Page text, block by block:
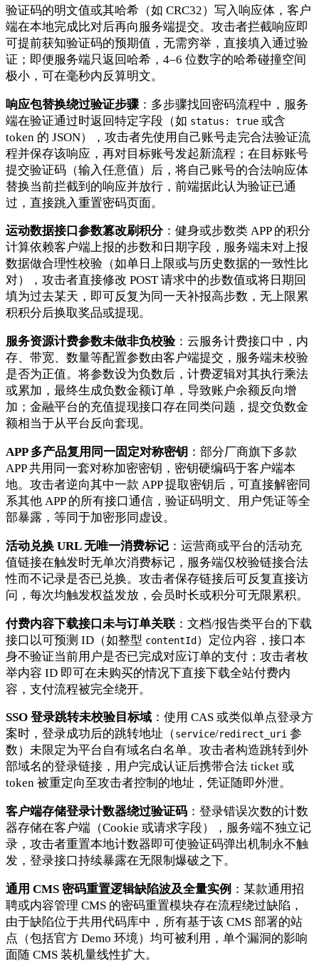
验证码的明文值或其哈希（如 CRC32）写入响应体，客户
端在本地完成比对后再向服务端提交。攻击者拦截响应即
可提前获知验证码的预期值，无需穷举，直接填入通过验
证；即便服务端只返回哈希，4–6 位数字的哈希碰撞空间
极小，可在毫秒内反算明文。
响应包替换绕过验证步骤 ：多步骤找回密码流程中，服务
端在验证通过时返回特定字段（如 status: true 或含
token 的 JSON），攻击者先使用自己账号走完合法验证流
程并保存该响应，再对目标账号发起新流程；在目标账号
提交验证码（输入任意值）后，将自己账号的合法响应体
替换当前拦截到的响应并放行，前端据此认为验证已通
过，直接跳入重置密码页面。
运动数据接口参数篡改刷积分 ：健身或步数类 APP 的积分
计算依赖客户端上报的步数和日期字段，服务端未对上报
数据做合理性校验（如单日上限或与历史数据的一致性比
对），攻击者直接修改 POST 请求中的步数值或将日期回
填为过去某天，即可反复为同一天补报高步数，无上限累
积积分后换取奖品或提现。
服务资源计费参数未做非负校验：云服务计费接口中，内
存、带宽、数量等配置参数由客户端提交，服务端未校验
是否为正值。将参数设为负数后，计费逻辑对其执行乘法
或累加，最终生成负数金额订单，导致账户余额反向增
加；金融平台的充值提现接口存在同类问题，提交负数金
额相当于从平台反向套现。
APP 多产品复用同一固定对称密钥 ：部分厂商旗下多款
APP 共用同一套对称加密密钥，密钥硬编码于客户端本
地。攻击者逆向其中一款 APP 提取密钥后，可直接解密同
系其他 APP 的所有接口通信，验证码明文、用户凭证等全
部暴露，等同于加密形同虚设。
活动兑换 URL 无唯一消费标记 ：运营商或平台的活动充
值链接在触发时无单次消费标记，服务端仅校验链接合法
性而不记录是否已兑换。攻击者保存链接后可反复直接访
问，每次均触发权益发放，会员时长或积分可无限累积。
付费内容下载接口未与订单关联 ：文档/报告类平台的下载
接口以可预测 ID（如整型 contentId）定位内容，接口本
身不验证当前用户是否已完成对应订单的支付；攻击者枚
举内容 ID 即可在未购买的情况下直接下载全站付费内
容，支付流程被完全绕开。
SSO 登录跳转未校验目标域 ：使用 CAS 或类似单点登录方
案时，登录成功后的跳转地址（service/redirect_uri 参
数）未限定为平台自有域名白名单。攻击者构造跳转到外
部域名的登录链接，用户完成认证后携带合法 ticket 或
token 被重定向至攻击者控制的地址，凭证随即外泄。
客户端存储登录计数器绕过验证码 ：登录错误次数的计数
器存储在客户端（Cookie 或请求字段），服务端不独立记
录，攻击者重置本地计数器即可使验证码弹出机制永不触
发，登录接口持续暴露在无限制爆破之下。
通用 CMS 密码重置逻辑缺陷波及全量实例 ：某款通用招
聘或内容管理 CMS 的密码重置模块存在流程绕过缺陷，
由于缺陷位于共用代码库中，所有基于该 CMS 部署的站
点（包括官方 Demo 环境）均可被利用，单个漏洞的影响
面随 CMS 装机量线性扩大。